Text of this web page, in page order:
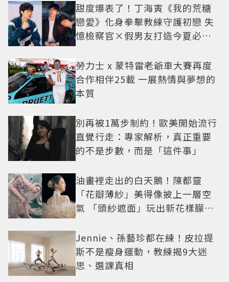
甜度爆表了！丁海寅《我的荒糖
戀愛》化身拳擊教練守護初戀 失
憶檢察官×假男友打造今夏必看
勞力士 x 蒙特雷老爺車大賽再度
合作相伴25載 一展熱情與夢想的
本質
別再被1萬步制約！歐美開始流行
直覺行走：專家解析，真正重要
的不是步數，而是「這件事」
油畫裡走出的白天鵝！陳都靈
「花瓣薄紗」美得像披上一層空
氣 「頭紗遮面」玩出新花樣朦朧
Jennie、孫藝珍都在練！皮拉提
斯不是瘦身運動，教練揭9大迷
思、選課真相